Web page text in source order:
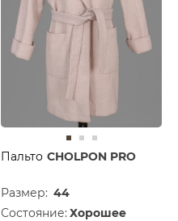
Пальто CHOLPON PRO
Размер: 44
Состояние: Хорошее